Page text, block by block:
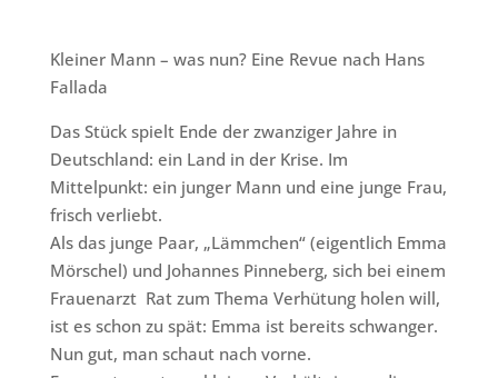
Kleiner Mann – was nun? Eine Revue nach Hans
Fallada
Das Stück spielt Ende der zwanziger Jahre in
Deutschland: ein Land in der Krise. Im
Mittelpunkt: ein junger Mann und eine junge Frau,
frisch verliebt.
Als das junge Paar, „Lämmchen“ (eigentlich Emma
Mörschel) und Johannes Pinneberg, sich bei einem
Frauenarzt Rat zum Thema Verhütung holen will,
ist es schon zu spät: Emma ist bereits schwanger.
Nun gut, man schaut nach vorne.